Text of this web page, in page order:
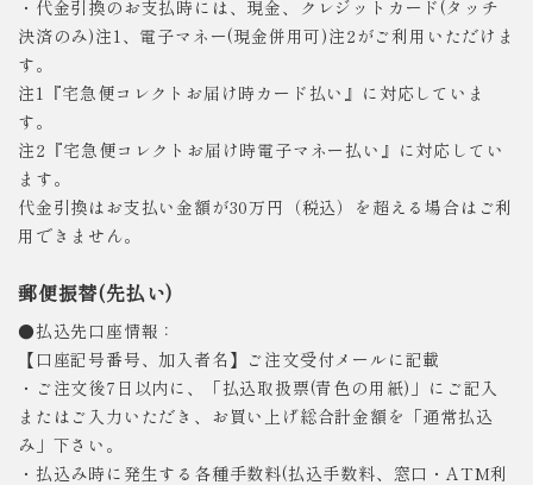
・代金引換のお支払時には、現金、クレジットカード(タッチ
決済のみ)注1、電子マネー(現金併用可)注2がご利用いただけま
す。
注1『宅急便コレクトお届け時カード払い』に対応していま
す。
注2『宅急便コレクトお届け時電子マネー払い』に対応してい
ます。
代金引換はお支払い金額が30万円（税込）を超える場合はご利
用できません。
郵便振替(先払い)
●払込先口座情報：
【口座記号番号、加入者名】ご注文受付メールに記載
・ご注文後7日以内に、「払込取扱票(青色の用紙)」にご記入
またはご入力いただき、お買い上げ総合計金額を「通常払込
み」下さい。
・払込み時に発生する各種手数料(払込手数料、窓口・ATM利